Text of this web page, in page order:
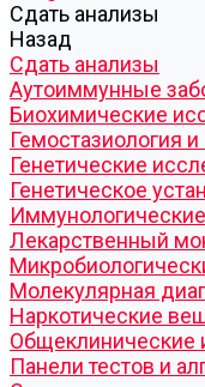
Cдать анализы
Назад
Cдать анализы
Аутоиммунные
Биохимические
Гемостазиология
Генетические
Генетическое
Лекарственный
Молекулярная
Наркотические
Общеклинические
Панели тестов и